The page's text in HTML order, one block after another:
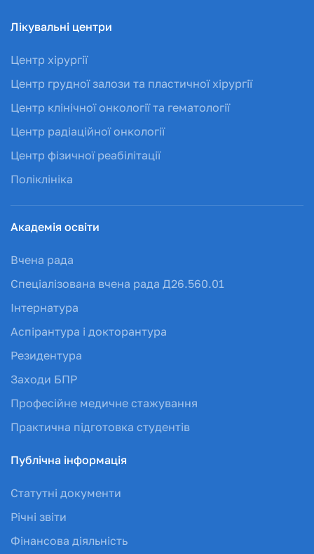
Лікувальні центри
Центр хірургії
Центр грудної залози та пластичної хірургії
Центр клінічної онкології та гематології
Центр радіаційної онкології
Центр фізичної реабілітації
Поліклініка
Академія освіти
Вчена рада
Спеціалізована вчена рада Д26.560.01
Інтернатура
Аспірантура і докторантура
Резидентура
Заходи БПР
Професійне медичне стажування
Практична підготовка студентів
Публічна інформація
Статутні документи
Річні звіти
Фінансова діяльність